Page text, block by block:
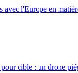
avec l'Europe en
cible : un drone